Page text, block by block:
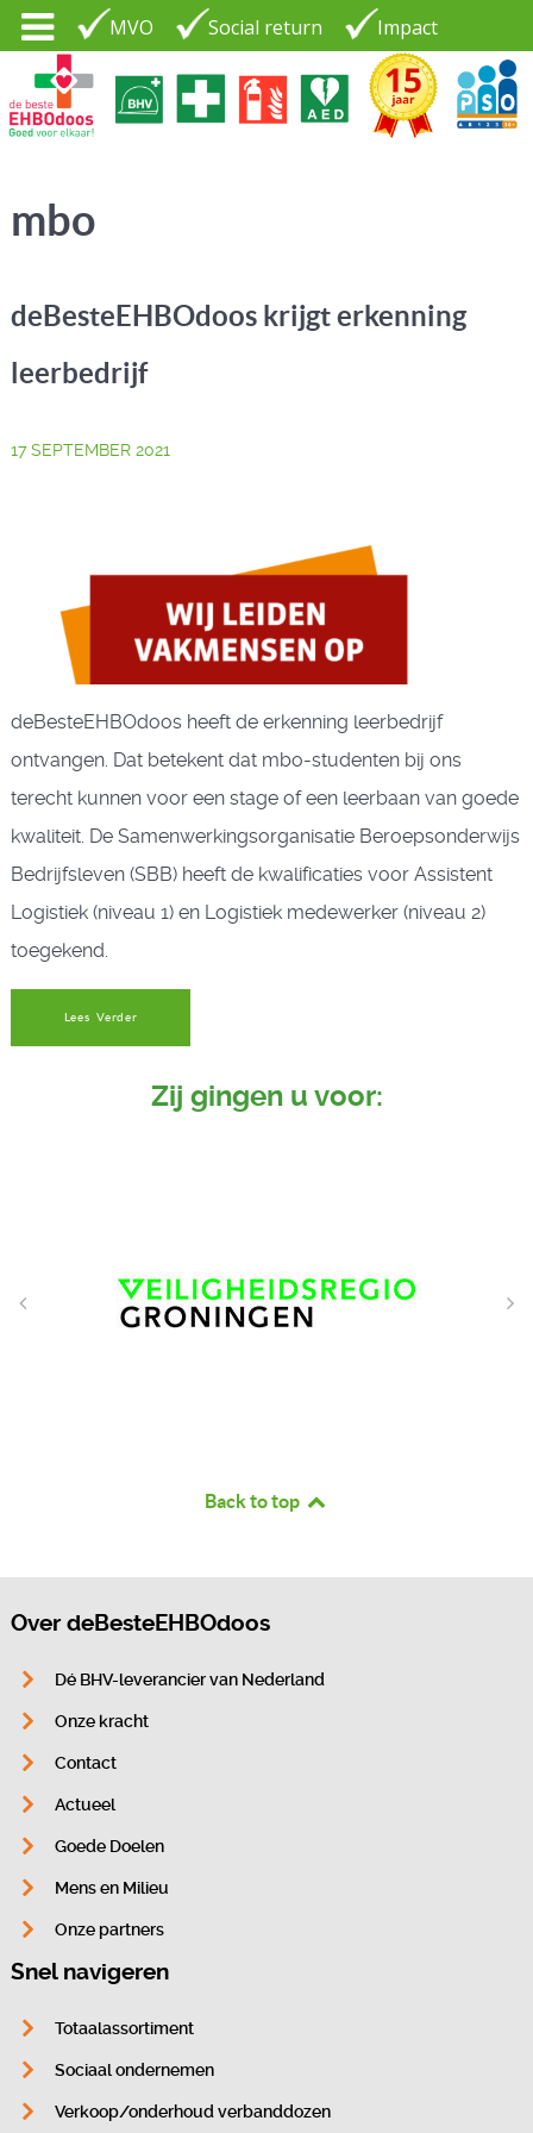
MVO Social return Impact
PSO30+
Tel. 035 - 7370265
mbo
deBesteEHBOdoos krijgt erkenning
leerbedrijf
17 SEPTEMBER 2021
deBesteEHBOdoos heeft de erkenning leerbedrijf
ontvangen. Dat betekent dat mbo-studenten bij ons
terecht kunnen voor een stage of een leerbaan van goede
kwaliteit. De Samenwerkingsorganisatie Beroepsonderwijs
Bedrijfsleven (SBB) heeft de kwalificaties voor Assistent
Logistiek (niveau 1) en Logistiek medewerker (niveau 2)
toegekend.
Lees Verder
Zij gingen u voor:
Back to top
Over deBesteEHBOdoos
Dé BHV-leverancier van Nederland
Onze kracht
Contact
Actueel
Goede Doelen
Mens en Milieu
Onze partners
Snel navigeren
Totaalassortiment
Sociaal ondernemen
Verkoop/onderhoud verbanddozen